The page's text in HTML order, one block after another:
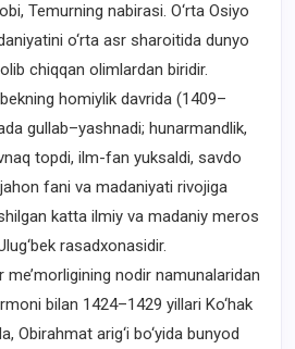
Temurning nabirasi. O‘rta Osiyo
o‘rta asr sharoitida dunyo
chiqqan olimlardan biridir.
homiylik davrida (1409–
gullab–yashnadi; hunarmandlik,
topdi, ilm-fan yuksaldi, savdo
fani va madaniyati rivojiga
katta ilmiy va madaniy meros
rasadxonasidir.
nodir namunalaridan
bilan 1424–1429 yillari Ko‘hak
Obirahmat arig‘i bo‘yida bunyod